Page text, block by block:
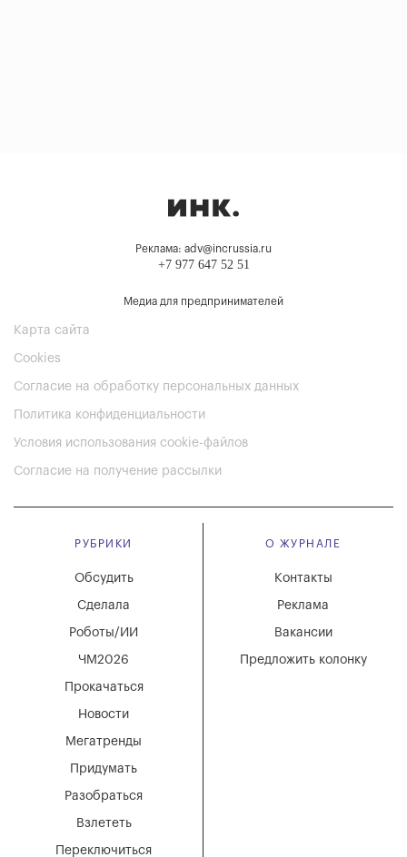
Реклама: adv@incrussia.ru
+7 977 647 52 51
Медиа для предпринимателей
Карта сайта
Cookies
Согласие на обработку персональных данных
Политика конфиденциальности
Условия использования cookie-файлов
Согласие на получение рассылки
РУБРИКИ
Мегатренды
Придумать
Разобраться
Взлететь
Новости
Переключиться
Обсудить
Сделала
Роботы/ИИ
ЧМ2026
Прокачаться
О ЖУРНАЛЕ
Вакансии
Реклама
Контакты
Предложить колонку